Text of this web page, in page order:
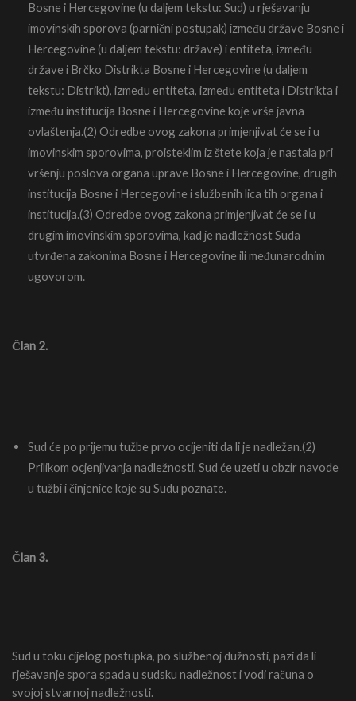
Bosne i Hercegovine (u daljem tekstu: Sud) u rješavanju
imovinskih sporova (parnični postupak) između države Bosne i
Hercegovine (u daljem tekstu: države) i entiteta, između
države i Brčko Distrikta Bosne i Hercegovine (u daljem
tekstu: Distrikt), između entiteta, između entiteta i Distrikta i
između institucija Bosne i Hercegovine koje vrše javna
ovlaštenja.(2) Odredbe ovog zakona primjenjivat će se i u
imovinskim sporovima, proisteklim iz štete koja je nastala pri
vršenju poslova organa uprave Bosne i Hercegovine, drugih
institucija Bosne i Hercegovine i službenih lica tih organa i
institucija.(3) Odredbe ovog zakona primjenjivat će se i u
drugim imovinskim sporovima, kad je nadležnost Suda
utvrđena zakonima Bosne i Hercegovine ili međunarodnim
ugovorom.
Član 2.
Sud će po prijemu tužbe prvo ocijeniti da li je nadležan.(2)
Prilikom ocjenjivanja nadležnosti, Sud će uzeti u obzir navode
u tužbi i činjenice koje su Sudu poznate.
Član 3.
Sud u toku cijelog postupka, po službenoj dužnosti, pazi da li
rješavanje spora spada u sudsku nadležnost i vodi računa o
svojoj stvarnoj nadležnosti.